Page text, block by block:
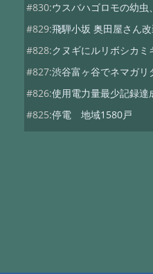
#830:ウスバハゴロモの幼虫
#829:飛騨小坂 奥田屋さん
#828:クヌギにルリボシカミ
#827:渋谷富ヶ谷でネマガリ
#826:使用電力量最少記録達
#825:停電 地域1580戸
#824:移築のワイナリー